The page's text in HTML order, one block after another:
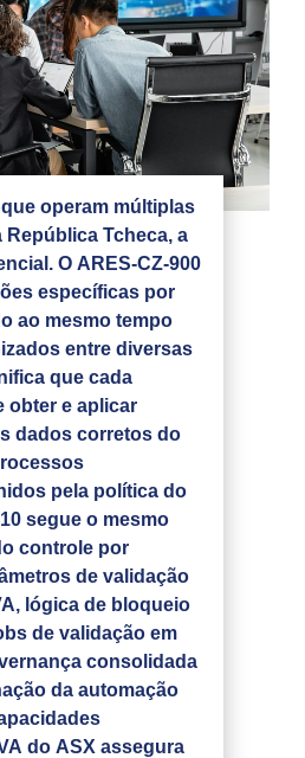
operam múltiplas
Tcheca, a
O ARES-CZ-900
específicas por
ao mesmo tempo
entre diversas
que cada
obter e aplicar
dados corretos do
pela política do
segue o mesmo
controle por
de validação
lógica de bloqueio
de validação em
consolidada
da automação
do ASX assegura